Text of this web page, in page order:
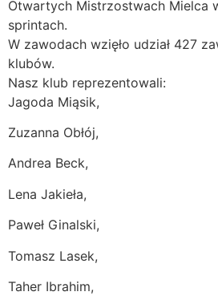
Otwartych Mistrzostwach Mielca
sprintach.
W zawodach wzięło udział 427
klubów.
Nasz klub reprezentowali:
Jagoda Miąsik,
Zuzanna Obłój,
Andrea Beck,
Lena Jakieła,
Paweł Ginalski,
Tomasz Lasek,
Taher Ibrahim,